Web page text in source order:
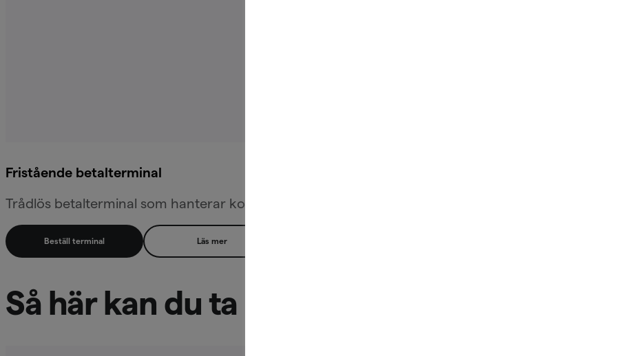
Fristående betalterminal
Trådlös betalterminal som hanterar kort, Swish och faktura. Smidigt för företag i rörelse – från
Beställ terminal Läs mer
Så här kan du ta betalt